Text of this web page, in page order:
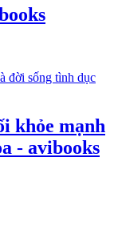
khỏe mạnh
- avibooks